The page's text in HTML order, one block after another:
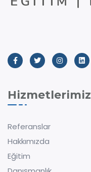
Hizmetlerimiz
Referanslar
Hakkımızda
Eğitim